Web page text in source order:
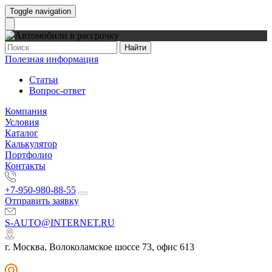
Toggle navigation
Найти
Полезная информация
Статьи
Вопрос-ответ
Компания
Условия
Каталог
Калькулятор
Портфолио
Контакты
+7-950-980-88-55
Отправить заявку
S-AUTO@INTERNET.RU
г. Москва, Волоколамское шоссе 73, офис 613